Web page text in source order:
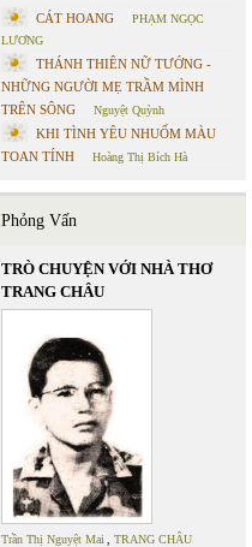
CÁT HOANG
PHẠM NGỌC
LƯƠNG
THÁNH THIÊN NỮ TƯỚNG -
NHỮNG NGƯỜI MẸ TRẦM MÌNH
TRÊN SÔNG
Nguyệt Quỳnh
KHI TÌNH YÊU NHUỐM MÀU
TOAN TÍNH
Hoàng Thị Bích Hà
Phỏng Vấn
TRÒ CHUYỆN VỚI NHÀ THƠ
TRANG CHÂU
Trần Thị Nguyệt Mai TRANG CHÂU